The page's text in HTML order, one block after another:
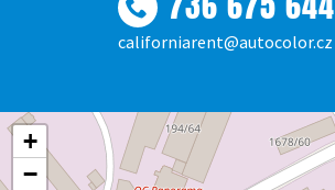
californiarent@autocolor.cz
+
−